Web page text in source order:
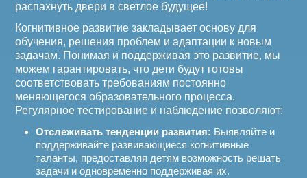
распахнуть двери в светлое будущее!
Когнитивное развитие закладывает основу для
обучения, решения проблем и адаптации к новым
задачам. Понимая и поддерживая это развитие, мы
можем гарантировать, что дети будут готовы
соответствовать требованиям постоянно
меняющегося образовательного процесса.
Регулярное тестирование и наблюдение позволяют:
Отслеживать тенденции развития: Выявляйте и
поддерживайте развивающиеся когнитивные
таланты, предоставляя детям возможность решать
задачи и одновременно поддерживая их.